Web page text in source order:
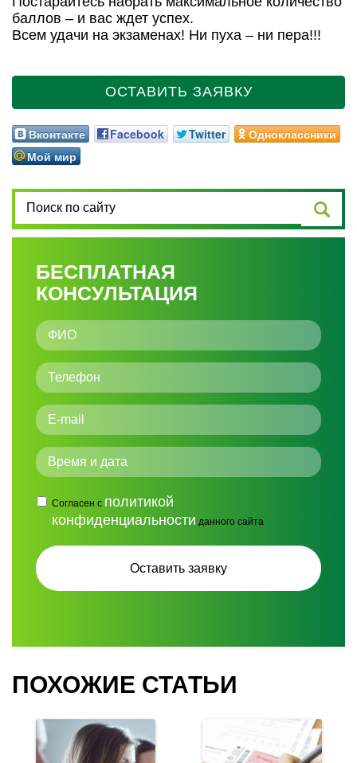
баллов – и вас ждет успех.
Всем удачи на экзаменах! Ни пуха – ни пера!!!
ОСТАВИТЬ ЗАЯВКУ
Вконтакте Facebook Twitter
Одноклассники
Мой мир
БЕСПЛАТНАЯ
КОНСУЛЬТАЦИЯ
Согласен с политикой
конфиденциальности данного сайта
ПОХОЖИЕ СТАТЬИ